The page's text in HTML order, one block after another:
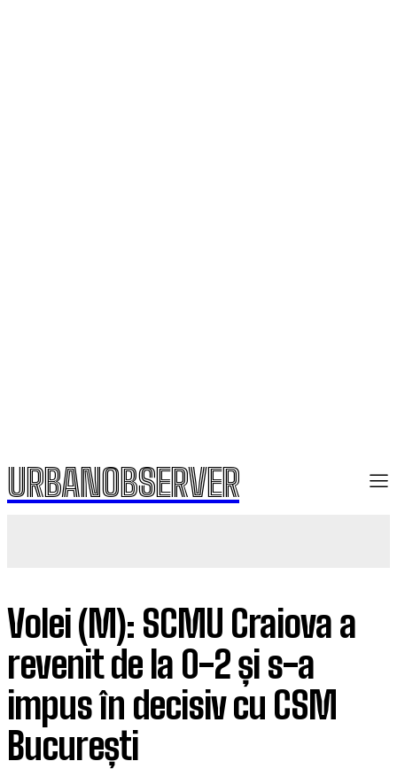
URBANOBSERVER
Volei (M): SCMU Craiova a
revenit de la 0-2 și s-a
impus în decisiv cu CSM
București